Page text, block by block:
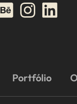
Portfólio